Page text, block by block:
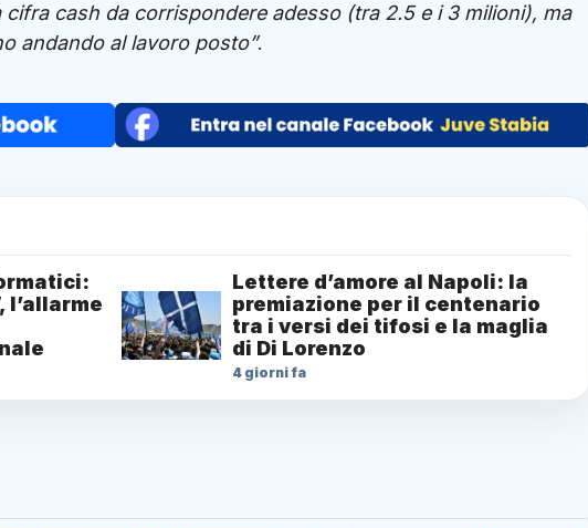
cash da corrispondere adesso (tra 2.5 e i 3 milioni), ma
andando al lavoro posto”.
l’allarme
Lettere d’amore al Napoli: la
premiazione per il centenario
tra i versi dei tifosi e la maglia
di Di Lorenzo
4 giorni fa